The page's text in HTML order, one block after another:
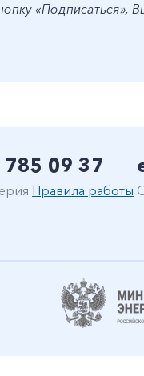
«Подписаться»,
785 09 37
Правила работы